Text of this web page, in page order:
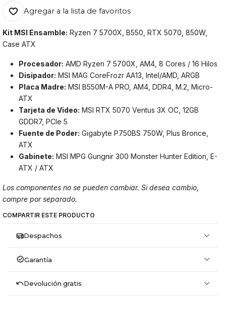
Agregar a la lista de favoritos
Kit MSI Ensamble: Ryzen 7 5700X, B550, RTX 5070, 850W,
Case ATX
Procesador: AMD Ryzen 7 5700X, AM4, 8 Cores / 16 Hilos
Disipador: MSI MAG CoreFrozr AA13, Intel/AMD, ARGB
Placa Madre: MSI B550M-A PRO, AM4, DDR4, M.2, Micro-
ATX
Tarjeta de Video: MSI RTX 5070 Ventus 3X OC, 12GB
GDDR7, PCIe 5
Fuente de Poder: Gigabyte P750BS 750W, Plus Bronce,
ATX
Gabinete: MSI MPG Gungnir 300 Monster Hunter Edition, E-
ATX / ATX
Los componentes no se pueden cambiar. Si desea cambio,
compre por separado.
COMPARTIR ESTE PRODUCTO
Despachos
Garantía
Devolución gratis